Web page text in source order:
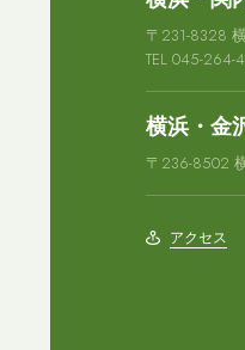
〒231-8328
TEL 045-264-
横浜・金
〒236-8502
アクセス